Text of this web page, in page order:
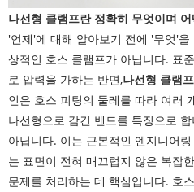
나선형 클램프란 정확히 무엇이며
'언제'에 대해 알아보기 전에 '무엇'을
상적인 호스 클램프가 아닙니다. 표
로 압력을 가하는 반면,나선형 클램프
인은 호스 피팅의 둘레를 따라 여러
나선형으로 감긴 밴드를 특징으로
아닙니다. 이는 근본적인 엔지니어
는 표면이 전혀 매끄럽지 않은 복잡
문제를 처리하는 데 핵심입니다. 호